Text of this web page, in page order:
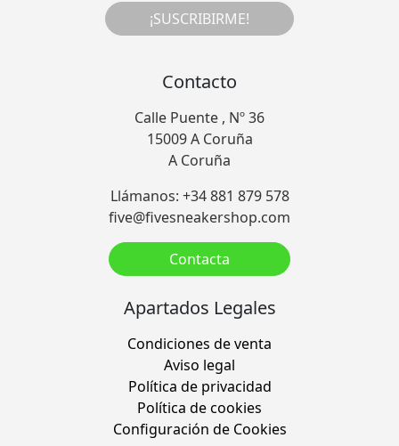
¡SUSCRIBIRME!
Contacto
Calle Puente , Nº 36
15009 A Coruña
A Coruña
Llámanos: +34 881 879 578
five@fivesneakershop.com
Contacta
Apartados Legales
Condiciones de venta
Aviso legal
Política de privacidad
Política de cookies
Configuración de Cookies